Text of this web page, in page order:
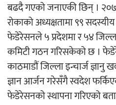
चलचित्र
सार्वजनिक
बढदै गएको जनाएकी छिन् ।
रोकाको अध्यक्षतामा ९९
फेडेरेसनले ५ प्रदेशमा र ५४
कमिटी गठन गरिसकेको छ ।
काठमाडौं जिल्ला इन्चार्ज
ज्ञान आर्जन गरेसँगै स्वदेश
फेडेरेसनको स्थापना गरिएको